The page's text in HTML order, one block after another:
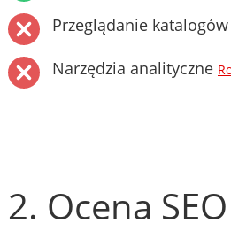
Przeglądanie katalogów
Narzędzia analityczne
2. Ocena SEO